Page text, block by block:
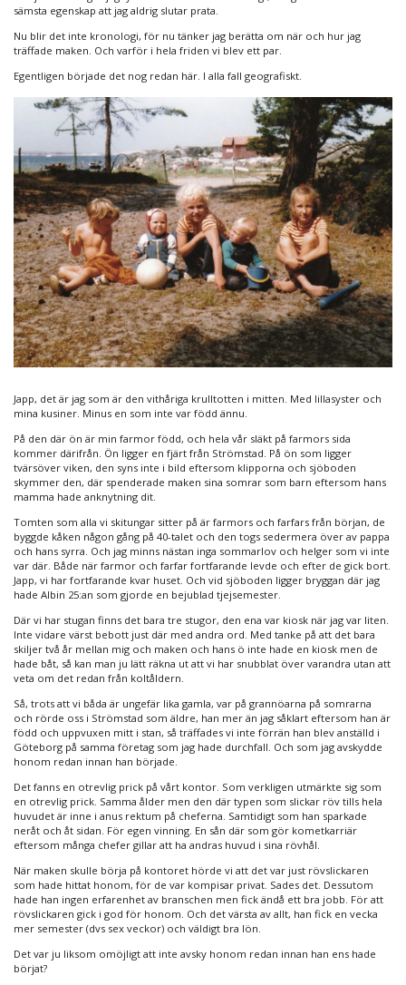
sämsta egenskap att jag aldrig slutar prata.
Nu blir det inte kronologi, för nu tänker jag berätta om när och hur jag
träffade maken. Och varför i hela friden vi blev ett par.
Egentligen började det nog redan här. I alla fall geografiskt.
Japp, det är jag som är den vithåriga krulltotten i mitten. Med lillasyster och
mina kusiner. Minus en som inte var född ännu.
På den där ön är min farmor född, och hela vår släkt på farmors sida
kommer därifrån. Ön ligger en fjärt från Strömstad. På ön som ligger
tvärsöver viken, den syns inte i bild eftersom klipporna och sjöboden
skymmer den, där spenderade maken sina somrar som barn eftersom hans
mamma hade anknytning dit.
Tomten som alla vi skitungar sitter på är farmors och farfars från början, de
byggde kåken någon gång på 40-talet och den togs sedermera över av pappa
och hans syrra. Och jag minns nästan inga sommarlov och helger som vi inte
var där. Både när farmor och farfar fortfarande levde och efter de gick bort.
Japp, vi har fortfarande kvar huset. Och vid sjöboden ligger bryggan där jag
hade Albin 25:an som gjorde en bejublad tjejsemester.
Där vi har stugan finns det bara tre stugor, den ena var kiosk när jag var liten.
Inte vidare värst bebott just där med andra ord. Med tanke på att det bara
skiljer två år mellan mig och maken och hans ö inte hade en kiosk men de
hade båt, så kan man ju lätt räkna ut att vi har snubblat över varandra utan att
veta om det redan från koltåldern.
Så, trots att vi båda är ungefär lika gamla, var på grannöarna på somrarna
och rörde oss i Strömstad som äldre, han mer än jag såklart eftersom han är
född och uppvuxen mitt i stan, så träffades vi inte förrän han blev anställd i
Göteborg på samma företag som jag hade durchfall. Och som jag avskydde
honom redan innan han började.
Det fanns en otrevlig prick på vårt kontor. Som verkligen utmärkte sig som
en otrevlig prick. Samma ålder men den där typen som slickar röv tills hela
huvudet är inne i anus rektum på cheferna. Samtidigt som han sparkade
neråt och åt sidan. För egen vinning. En sån där som gör kometkarriär
eftersom många chefer gillar att ha andras huvud i sina rövhål.
När maken skulle börja på kontoret hörde vi att det var just rövslickaren
som hade hittat honom, för de var kompisar privat. Sades det. Dessutom
hade han ingen erfarenhet av branschen men fick ändå ett bra jobb. För att
rövslickaren gick i god för honom. Och det värsta av allt, han fick en vecka
mer semester (dvs sex veckor) och väldigt bra lön.
Det var ju liksom omöjligt att inte avsky honom redan innan han ens hade
börjat?